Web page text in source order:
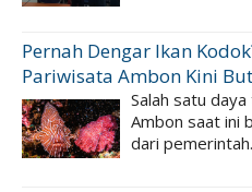
Pernah Dengar Ikan
Pariwisata Ambon Kini
Salah satu
Ambon saat ini
dari pemerintah.